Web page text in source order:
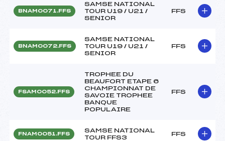
BNAM0071.FFS
SAMSE NATIONAL
TOUR U19 / U21 /
SENIOR
FFS
BNAM0072.FFS
SAMSE NATIONAL
TOUR U19 / U21 /
SENIOR
FFS
FSAM0052.FFS
TROPHEE DU
BEAUFORT ETAPE 6
CHAMPIONNAT DE
SAVOIE TROPHEE
BANQUE
POPULAIRE
FFS
FNAM0051.FFS
SAMSE NATIONAL
TOUR FFS3
FFS